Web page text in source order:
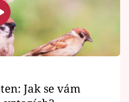
Jak se vám